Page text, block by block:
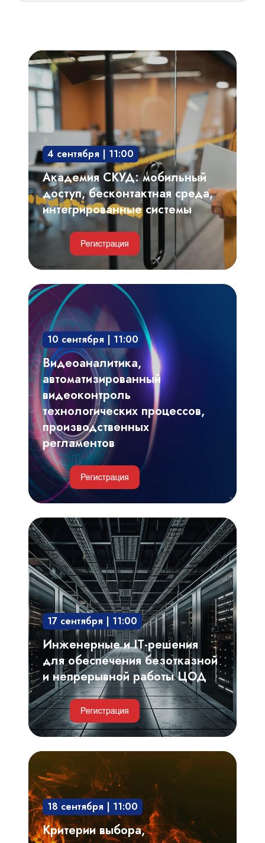
Академия
СКУД:
мобильный
доступ,
бесконтактная
среда,
интегрированные
системы
4 сентября | 11:00
Академия СКУД: мобильный
доступ, бесконтактная среда,
интегрированные системы
Видеоаналитика,
автоматизированный
видеоконтроль
технологических
процессов,
производственных
регламентов
10 сентября | 11:00
Видеоаналитика,
автоматизированный
видеоконтроль
технологических процессов,
производственных
регламентов
Инженерные
и
IT-
решения
для
обеспечения
безотказной
и
непрерывной
работы
ЦОД
17 сентября | 11:00
Инженерные и IT-решения
для обеспечения безотказной
и непрерывной работы ЦОД
Критерии
выбора,
проектирование
системы
газового
18 сентября | 11:00
Критерии выбора,